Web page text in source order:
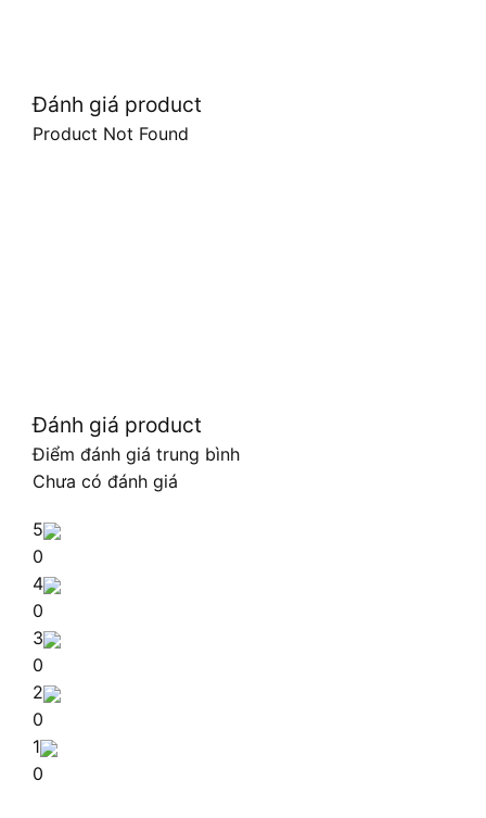
Đánh giá product
Product Not Found
Đánh giá product
Điểm đánh giá trung bình
Chưa có đánh giá
5
0
4
0
3
0
2
0
1
0